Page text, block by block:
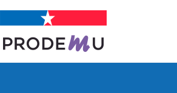
contenido